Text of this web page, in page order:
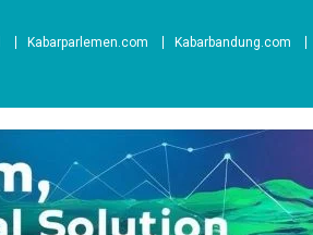
Kabarparlemen.com Kabarbandung.com